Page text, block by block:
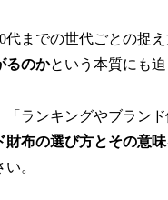
までの世代ごとの捉
るのかという本質にも迫
「ランキングやブラン
財布の選び方とその意
。